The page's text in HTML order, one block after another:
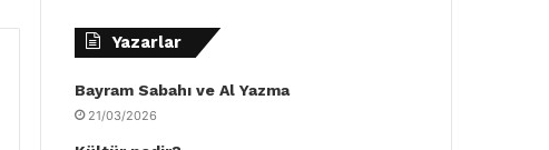
Yazarlar
Bayram Sabahı ve Al Yazma
21/03/2026